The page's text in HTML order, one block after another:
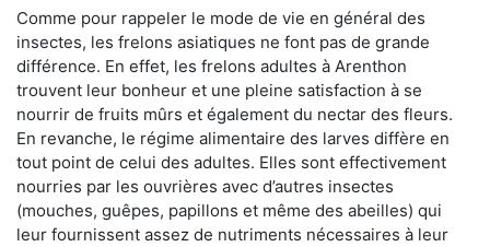
Comme pour rappeler le mode de vie en général des
insectes, les frelons asiatiques ne font pas de grande
différence. En effet, les frelons adultes à Arenthon
trouvent leur bonheur et une pleine satisfaction à se
nourrir de fruits mûrs et également du nectar des fleurs.
En revanche, le régime alimentaire des larves diffère en
tout point de celui des adultes. Elles sont effectivement
nourries par les ouvrières avec d’autres insectes
(mouches, guêpes, papillons et même des abeilles) qui
leur fournissent assez de nutriments nécessaires à leur